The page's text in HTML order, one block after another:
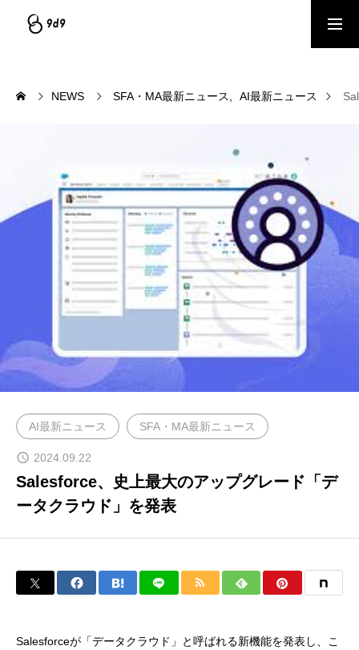
COMPANY
会社情報｜企業理念・事業内容
SERVICE
サービス｜CRM・MA支援、AI活用、クリエイティブ制作
BLOG
ブログ記事｜マーケティング情報ナレッジベース
DOWNLOAD
CONTACT
問い合わせ｜今だけ！3回の無料コンサル実施中
NEWS
PRIVACY POLICY
プライバシーポリシー｜個人情報保護と法令遵守について
NEWS SFA・MA最新ニュース AI最新ニュース
AI最新ニュース SFA・MA最新ニュース
2024.09.22
Salesforce、史上最大のアップグレード「デ
ータクラウド」を発表
Salesforceが「データクラウド」と呼ばれる新機能を発表し、こ